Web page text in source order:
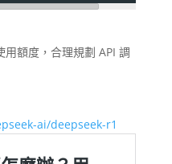
額度，合理規劃 API 調
ai/deepseek-r1